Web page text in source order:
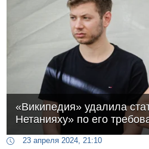
«Википедия» удалила
Нетанияху» по его
23 апреля 2024, 21:10